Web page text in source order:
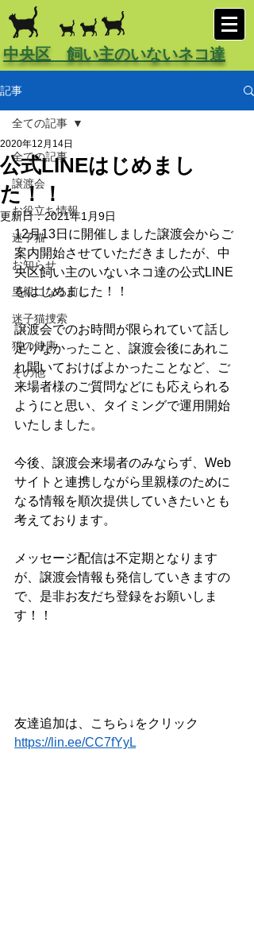
中央区 飼い主のいないネコ達
記事
全ての記事
譲渡会
お役立ち情報
迷子猫
お知らせ
里親になる前に
迷子猫捜索
猫の健康
その他
全ての記事
公式LINEはじめまし
た！！
2020年12月14日
更新日：2021年1月9日
12月13日に開催しました譲渡会からご
案内開始させていただきましたが、中
央区飼い主のいないネコ達の公式LINE
をはじめました！！
譲渡会でのお時間が限られていて話し
足りなかったこと、譲渡会後にあれこ
れ聞いておけばよかったことなど、ご
来場者様のご質問などにも応えられる
ようにと思い、タイミングで運用開始
いたしました。
今後、譲渡会来場者のみならず、Web
サイトと連携しながら里親様のために
なる情報を順次提供していきたいとも
考えております。
メッセージ配信は不定期となります
が、譲渡会情報も発信していきますの
で、是非お友だち登録をお願いしま
す！！
友達追加は、こちら↓をクリック
https://lin.ee/CC7fYyL